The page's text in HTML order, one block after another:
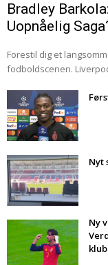
Bradley
Uopnåelig
Forestil dig et
fodboldscenen.
Nyt
Ny